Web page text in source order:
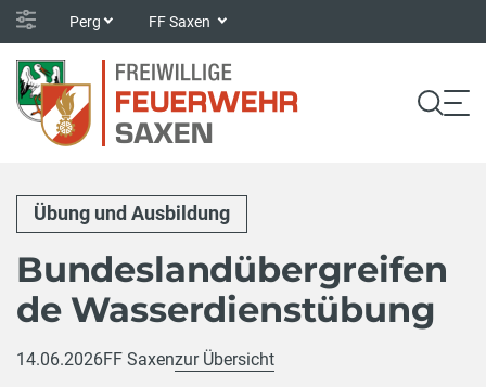
Perg FF Saxen
Übung und Ausbildung
Bundeslandübergreifen
de Wasserdienstübung
14.06.2026FF Saxenzur Übersicht